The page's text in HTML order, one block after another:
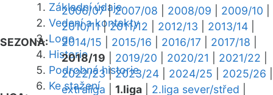
Základní údaje
Vedení a kontakty
Logo
Historie
Podrobná historie
Ke stažení
SEZONA:
2006/07|2007/08 2008/09 2009/10
2010/11|2011/12 2012/13 2013/14
2014/15
2015/16 2016/17 2017/18
2018/19
2019/20 2020/21 2021/22
2022/23|2023/24 2024/25 2025/26
extraliga 1.liga 2.liga sever/střed